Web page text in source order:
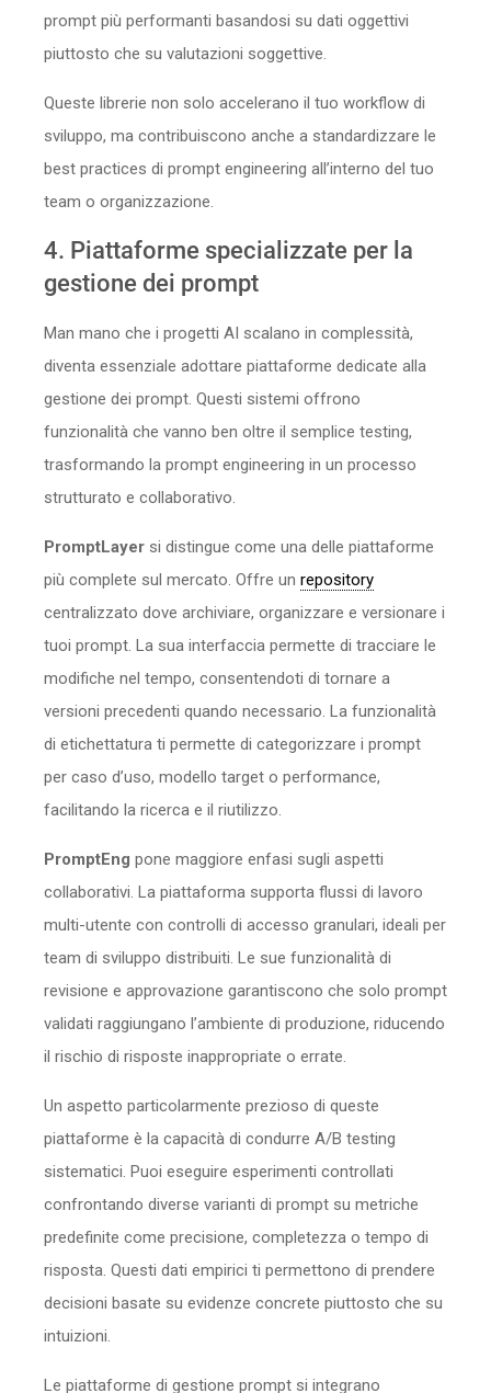
prompt più performanti basandosi su dati oggettivi
piuttosto che su valutazioni soggettive.
Queste librerie non solo accelerano il tuo workflow di
sviluppo, ma contribuiscono anche a standardizzare le
best practices di prompt engineering all’interno del tuo
team o organizzazione.
4. Piattaforme specializzate per la
gestione dei prompt
Man mano che i progetti AI scalano in complessità,
diventa essenziale adottare piattaforme dedicate alla
gestione dei prompt. Questi sistemi offrono
funzionalità che vanno ben oltre il semplice testing,
trasformando la prompt engineering in un processo
strutturato e collaborativo.
PromptLayer si distingue come una delle piattaforme
più complete sul mercato. Offre un repository
centralizzato dove archiviare, organizzare e versionare i
tuoi prompt. La sua interfaccia permette di tracciare le
modifiche nel tempo, consentendoti di tornare a
versioni precedenti quando necessario. La funzionalità
di etichettatura ti permette di categorizzare i prompt
per caso d’uso, modello target o performance,
facilitando la ricerca e il riutilizzo.
PromptEng pone maggiore enfasi sugli aspetti
collaborativi. La piattaforma supporta flussi di lavoro
multi-utente con controlli di accesso granulari, ideali per
team di sviluppo distribuiti. Le sue funzionalità di
revisione e approvazione garantiscono che solo prompt
validati raggiungano l’ambiente di produzione, riducendo
il rischio di risposte inappropriate o errate.
Un aspetto particolarmente prezioso di queste
piattaforme è la capacità di condurre A/B testing
sistematici. Puoi eseguire esperimenti controllati
confrontando diverse varianti di prompt su metriche
predefinite come precisione, completezza o tempo di
risposta. Questi dati empirici ti permettono di prendere
decisioni basate su evidenze concrete piuttosto che su
intuizioni.
Le piattaforme di gestione prompt si integrano